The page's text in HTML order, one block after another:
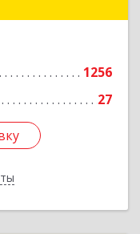
1256
27